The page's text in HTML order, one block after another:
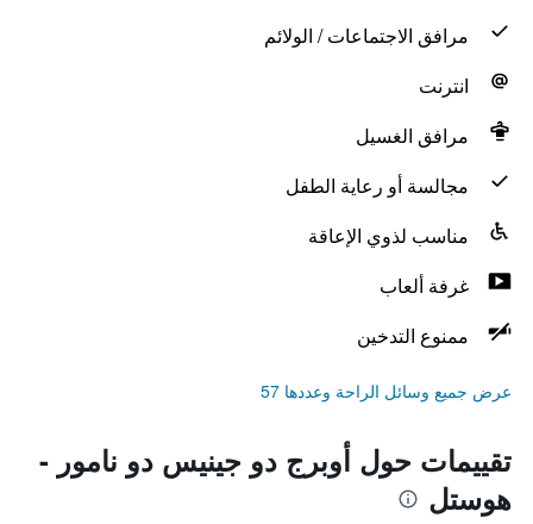
مرافق الاجتماعات / الولائم
انترنت
مرافق الغسيل
مجالسة أو رعاية الطفل
مناسب لذوي الإعاقة
غرفة ألعاب
ممنوع التدخين
عرض جميع وسائل الراحة وعددها 57
تقييمات حول أوبرج دو جينيس دو نامور -
هوستل